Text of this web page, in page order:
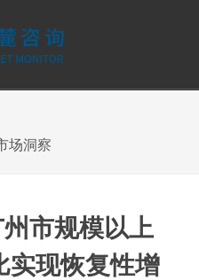
场洞察
市规模以上
实现恢复性增